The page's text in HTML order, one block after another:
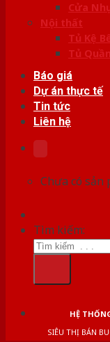
Cửa
Nội thất
Tủ Kệ
Tủ
Báo giá
Dự án thực tế
Tin tức
Liên hệ
Chưa có sản
Tìm kiếm:
HỆ
SIÊU THỊ BÁN